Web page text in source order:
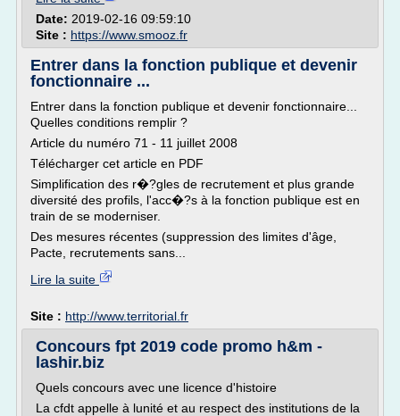
Date: 2019-02-16 09:59:10
Site : https://www.smooz.fr
Entrer dans la fonction publique et devenir
fonctionnaire ...
Entrer dans la fonction publique et devenir fonctionnaire...
Quelles conditions remplir ?
Article du numéro 71 - 11 juillet 2008
Télécharger cet article en PDF
Simplification des r�?gles de recrutement et plus grande
diversité des profils, l'acc�?s à la fonction publique est en
train de se moderniser.
Des mesures récentes (suppression des limites d'âge,
Pacte, recrutements sans...
Lire la suite
Site : http://www.territorial.fr
Concours fpt 2019 code promo h&m -
lashir.biz
Quels concours avec une licence d'histoire
La cfdt appelle à lunité et au respect des institutions de la